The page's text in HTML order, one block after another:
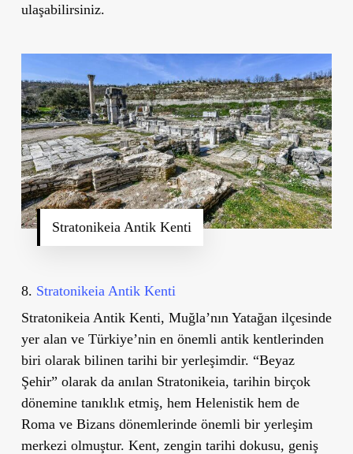
ulaşabilirsiniz.
Stratonikeia Antik Kenti
8. Stratonikeia Antik Kenti
Stratonikeia Antik Kenti, Muğla’nın Yatağan ilçesinde
yer alan ve Türkiye’nin en önemli antik kentlerinden
biri olarak bilinen tarihi bir yerleşimdir. “Beyaz
Şehir” olarak da anılan Stratonikeia, tarihin birçok
dönemine tanıklık etmiş, hem Helenistik hem de
Roma ve Bizans dönemlerinde önemli bir yerleşim
merkezi olmuştur. Kent, zengin tarihi dokusu, geniş